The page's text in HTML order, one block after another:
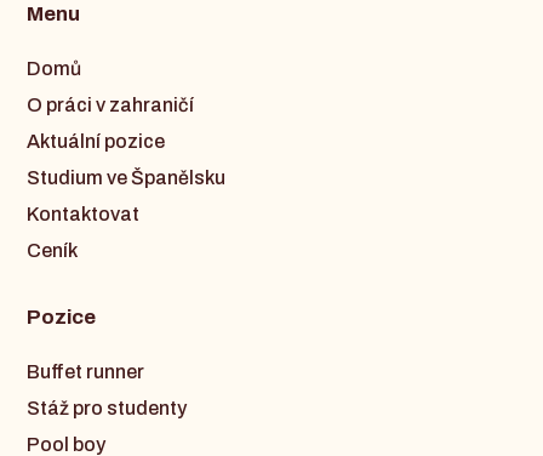
Menu
Domů
O práci v zahraničí
Aktuální pozice
Studium ve Španělsku
Kontaktovat
Ceník
Pozice
Buffet runner
Stáž pro studenty
Pool boy